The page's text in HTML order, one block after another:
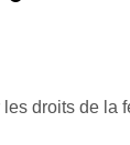
droits de la